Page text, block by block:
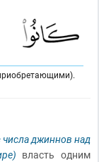
джиннов над
власть одним